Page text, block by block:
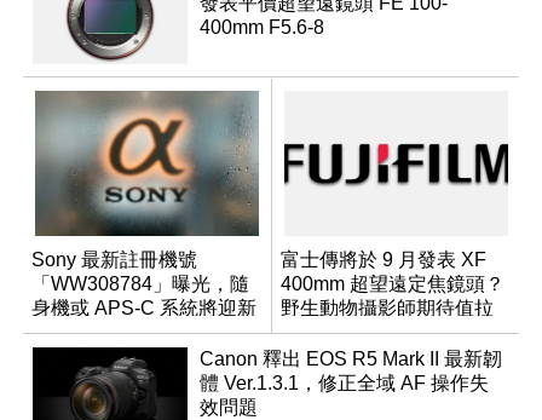
400mm F5.6-8
Sony 最新註冊機號
「WW308784」曝光，隨
身機或 APS-C 系統將迎新
成員？
富士傳將於 9 月發表 XF
400mm 超望遠定焦鏡頭？
野生動物攝影師期待值拉
滿
Canon 釋出 EOS R5 Mark II 最新韌
體 Ver.1.3.1，修正全域 AF 操作失
效問題